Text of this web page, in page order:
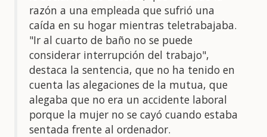
razón a una empleada que sufrió una
caída en su hogar mientras teletrabajaba.
"Ir al cuarto de baño no se puede
considerar interrupción del trabajo",
destaca la sentencia, que no ha tenido en
cuenta las alegaciones de la mutua, que
alegaba que no era un accidente laboral
porque la mujer no se cayó cuando estaba
sentada frente al ordenador.